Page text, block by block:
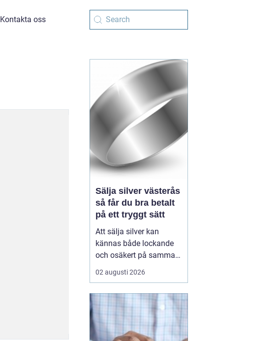
Kontakta oss
Sälja silver västerås
så får du bra betalt
på ett tryggt sätt
Att sälja silver kan
kännas både lockande
och osäkert på samma
gång. Många sitter på
silversmycken, bestick
liggande i ett skåp år
efter år. Frågan dyker
ofta upp: är det värt
något, och hur går en
02 augusti 2026